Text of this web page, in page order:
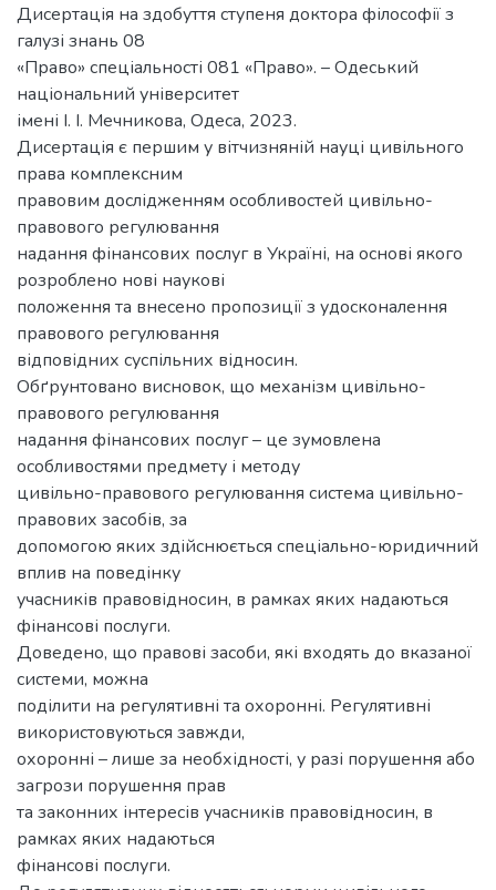
Дисертація на здобуття ступеня доктора філософії з
галузі знань 08
«Право» спеціальності 081 «Право». – Одеський
національний університет
імені І. І. Мечникова, Одеса, 2023.
Дисертація є першим у вітчизняній науці цивільного
права комплексним
правовим дослідженням особливостей цивільно-
правового регулювання
надання фінансових послуг в Україні, на основі якого
розроблено нові наукові
положення та внесено пропозиції з удосконалення
правового регулювання
відповідних суспільних відносин.
Обґрунтовано висновок, що механізм цивільно-
правового регулювання
надання фінансових послуг – це зумовлена
особливостями предмету і методу
цивільно-правового регулювання система цивільно-
правових засобів, за
допомогою яких здійснюється спеціально-юридичний
вплив на поведінку
учасників правовідносин, в рамках яких надаються
фінансові послуги.
Доведено, що правові засоби, які входять до вказаної
системи, можна
поділити на регулятивні та охоронні. Регулятивні
використовуються завжди,
охоронні – лише за необхідності, у разі порушення або
загрози порушення прав
та законних інтересів учасників правовідносин, в
рамках яких надаються
фінансові послуги.